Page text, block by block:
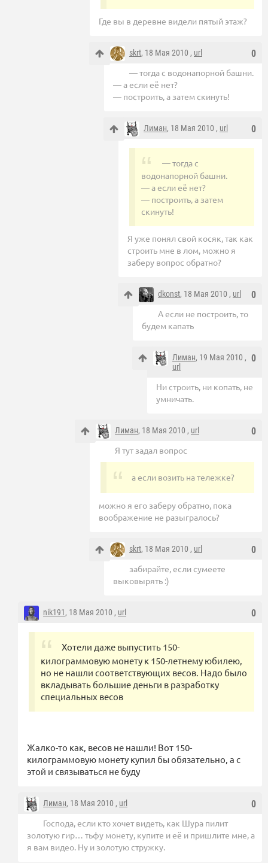
Где вы в деревне видели пятый этаж?
0
skrt, 18 Мая 2010 , url
— тогда с водонапорной башни.
— а если её нет?
— построить, а затем скинуть!
0
Лиман, 18 Мая 2010 , url
— тогда с
водонапорной башни.
— а если её нет?
— построить, а затем
скинуть!
Я уже понял свой косяк, так как
строить мне в лом, можно я
заберу вопрос обратно?
0
dkonst, 18 Мая 2010 , url
А если не построить, то
будем капать
0
Лиман, 19 Мая 2010 ,
url
Ни строить, ни копать, не
умничать.
0
Лиман, 18 Мая 2010 , url
Я тут задал вопрос
а если возить на тележке?
можно я его заберу обратно, пока
воображение не разыгралось?
0
skrt, 18 Мая 2010 , url
забирайте, если сумеете
выковырять :)
0
nik191, 18 Мая 2010 , url
Хотели даже выпустить 150-
килограммовую монету к 150-летнему юбилею,
но не нашли соответствующих весов. Надо было
вкладывать большие деньги в разработку
специальных весов
Жалко-то как, весов не нашли! Вот 150-
килограммовую монету купил бы обязательно, а с
этой и связываться не буду
0
Лиман, 18 Мая 2010 , url
Господа, если кто хочет видеть, как Шура пилит
золотую гир… тьфу монету, купите и её и пришлите мне, а
я вам видео. Ну и золотую стружку.